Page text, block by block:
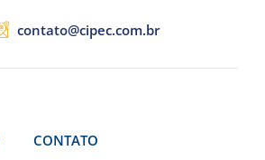
contato@cipec.com.br
CONTATO